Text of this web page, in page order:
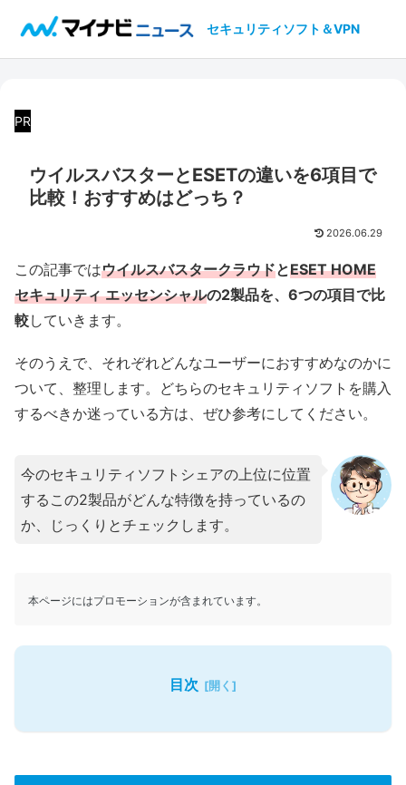
セキュリティソフト＆VPN
PR
ウイルスバスターとESETの違いを6項目で
比較！おすすめはどっち？
2026.06.29
この記事ではウイルスバスタークラウドとESET HOME
セキュリティ エッセンシャルの2製品を、6つの項目で比
較していきます。
そのうえで、それぞれどんなユーザーにおすすめなのかに
ついて、整理します。どちらのセキュリティソフトを購入
するべきか迷っている方は、ぜひ参考にしてください。
今のセキュリティソフトシェアの上位に位置
するこの2製品がどんな特徴を持っているの
か、じっくりとチェックします。
本ページにはプロモーションが含まれています。
目次